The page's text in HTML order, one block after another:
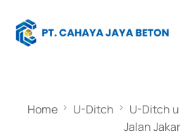
Home U-Ditch
U-Ditch
Jalan